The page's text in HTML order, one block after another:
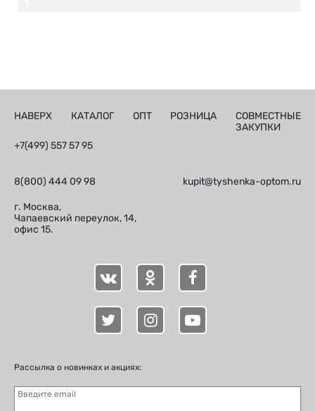
НАВЕРХ КАТАЛОГ ОПТ РОЗНИЦА
СОВМЕСТНЫЕ
ЗАКУПКИ
+7(499) 557 57 95
8(800) 444 09 98 kupit@tyshenka-optom.ru
г. Москва,
Чапаевский переулок, 14,
офис 15.
Рассылка о новинках и акциях:
Введите email